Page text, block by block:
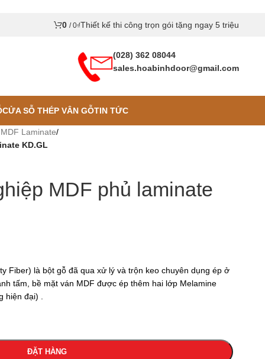
0 / 0₫Thiết kế thi công trọn gói tặng ngay 5 triệu
(028) 362 08044
sales.hoabinhdoor@gmail.com
CỬA SỖ THÉP VÂN GỖTIN TỨC
Laminate/
KD.GL
MDF phủ laminate
Fiber) là bột gỗ đã qua xử lý và trộn keo chuyên dụng ép ở
tấm, bề mặt ván MDF được ép thêm hai lớp Melamine
đại) .
ĐẶT HÀNG